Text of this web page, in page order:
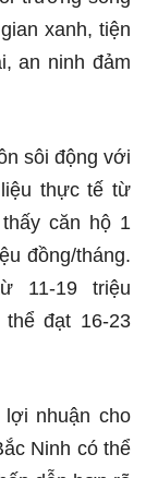
xanh, tiện
an ninh đảm
sôi động với
thực tế từ
căn hộ 1
đồng/tháng.
11-19 triệu
đạt 16-23
lợi nhuận cho
Ninh có thể